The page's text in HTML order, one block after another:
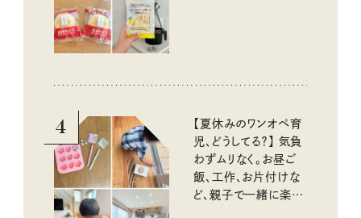
4
【夏休みのワンオペ育
児、どうしてる？】 気負
わずムリなく。お昼ご
飯、工作、お片付けな
ど、親子で一緒に楽し